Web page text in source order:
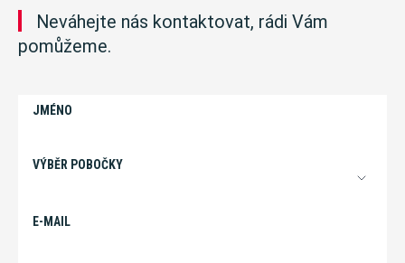
Neváhejte nás kontaktovat, rádi Vám
pomůžeme.
JMÉNO
VÝBĚR POBOČKY
E-MAIL